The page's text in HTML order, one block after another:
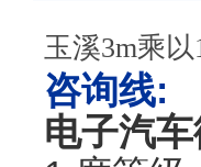
玉溪3m乘
咨询线:
电子汽